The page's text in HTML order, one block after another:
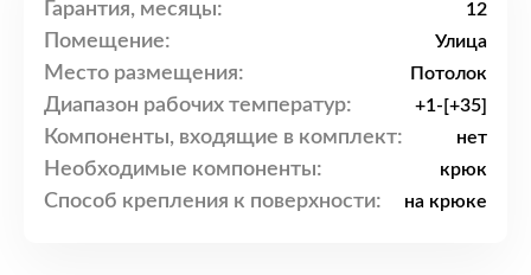
Гарантия, месяцы: 12
Помещение: Улица
Место размещения: Потолок
Диапазон рабочих температур: +1-[+35]
Компоненты, входящие в комплект: нет
Необходимые компоненты: крюк
Способ крепления к поверхности: на крюке